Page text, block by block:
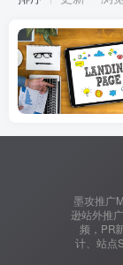
墨攻推广
逊站外推
频，PR
计、站点